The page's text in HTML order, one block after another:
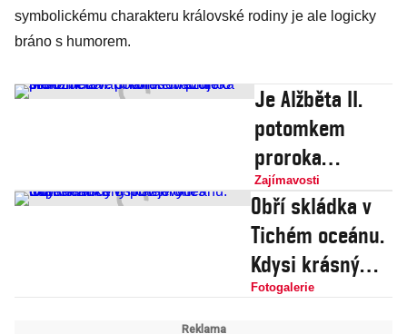
symbolickému charakteru královské rodiny je ale logicky
bráno s humorem.
Je Alžběta II.
potomkem
proroka
Mohameda?
Charles uvažuje
o
přeformulování
korunovačního
Zajímavosti
Obří skládka v
Tichém oceánu.
Kdysi krásný
ostrov je dnes
Fotogalerie